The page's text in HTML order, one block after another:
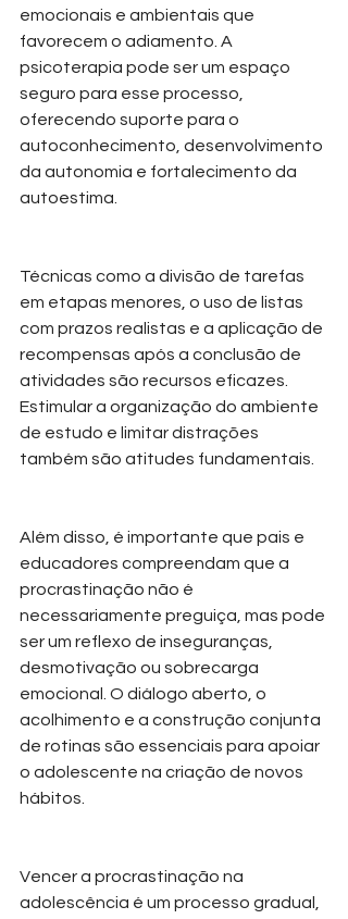
emocionais e ambientais que
favorecem o adiamento. A
psicoterapia pode ser um espaço
seguro para esse processo,
oferecendo suporte para o
autoconhecimento, desenvolvimento
da autonomia e fortalecimento da
autoestima.
Técnicas como a divisão de tarefas
em etapas menores, o uso de listas
com prazos realistas e a aplicação de
recompensas após a conclusão de
atividades são recursos eficazes.
Estimular a organização do ambiente
de estudo e limitar distrações
também são atitudes fundamentais.
Além disso, é importante que pais e
educadores compreendam que a
procrastinação não é
necessariamente preguiça, mas pode
ser um reflexo de inseguranças,
desmotivação ou sobrecarga
emocional. O diálogo aberto, o
acolhimento e a construção conjunta
de rotinas são essenciais para apoiar
o adolescente na criação de novos
hábitos.
Vencer a procrastinação na
adolescência é um processo gradual,